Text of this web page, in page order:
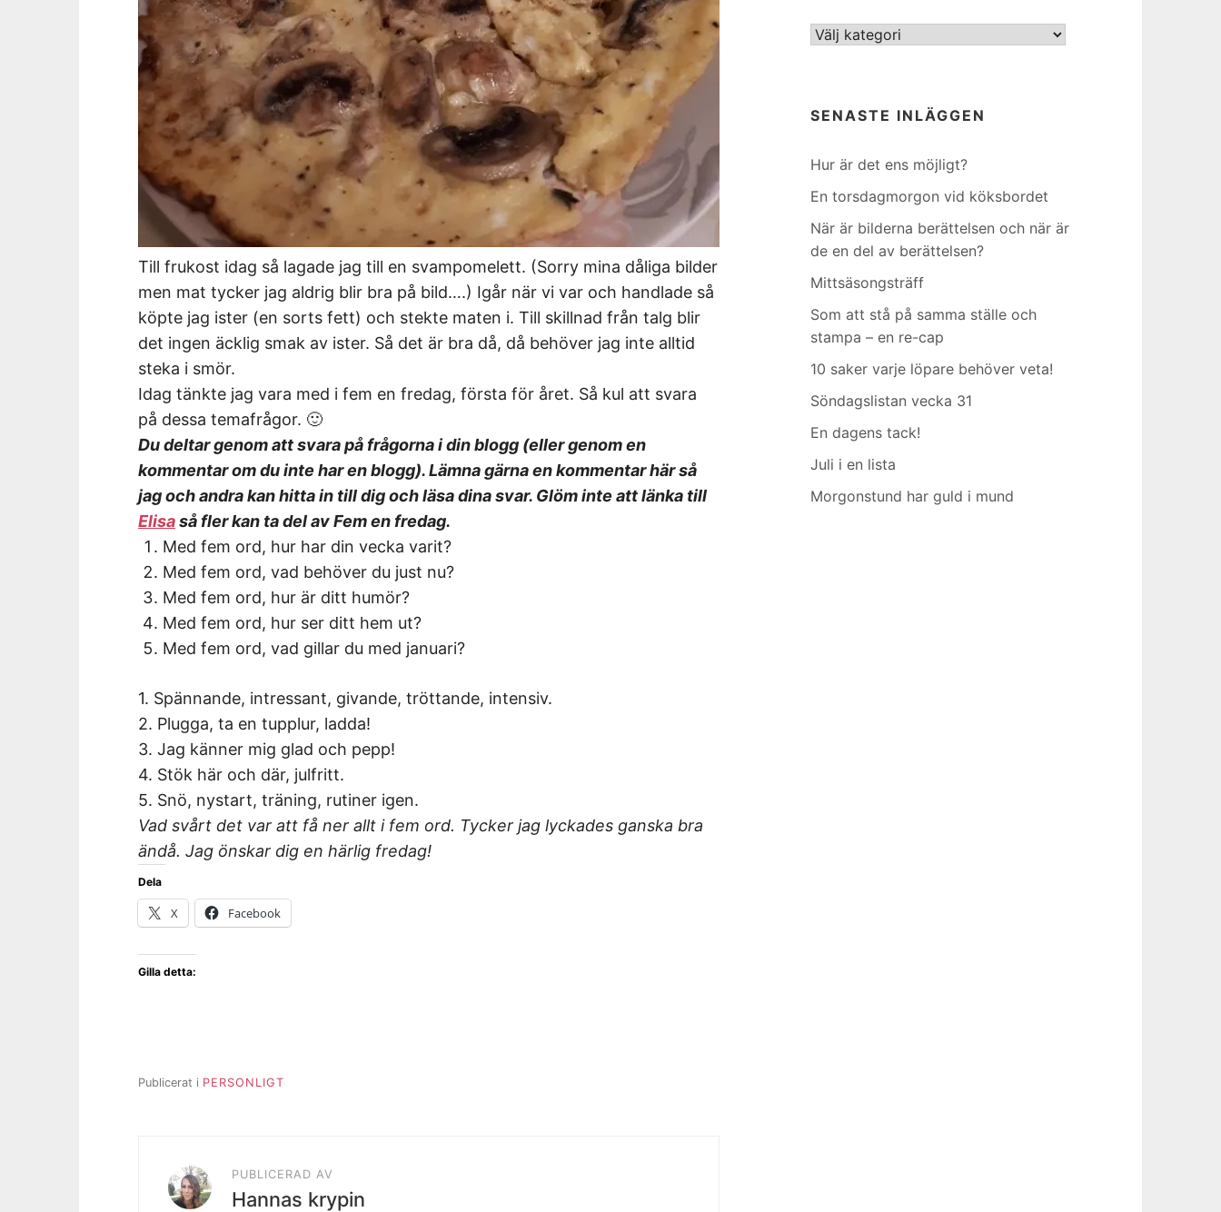
Till frukost idag så lagade jag till en svampomelett. (Sorry mina dåliga bilder
men mat tycker jag aldrig blir bra på bild….) Igår när vi var och handlade så
köpte jag ister (en sorts fett) och stekte maten i. Till skillnad från talg blir
det ingen äcklig smak av ister. Så det är bra då, då behöver jag inte alltid
steka i smör.
Idag tänkte jag vara med i fem en fredag, första för året. Så kul att svara
på dessa temafrågor. 🙂
Du deltar genom att svara på frågorna i din blogg (eller genom en
kommentar om du inte har en blogg). Lämna gärna en kommentar här så
jag och andra kan hitta in till dig och läsa dina svar. Glöm inte att länka till
Elisaså fler kan ta del av Fem en fredag.
Med fem ord, hur har din vecka varit?
Med fem ord, vad behöver du just nu?
Med fem ord, hur är ditt humör?
Med fem ord, hur ser ditt hem ut?
Med fem ord, vad gillar du med januari?
1. Spännande, intressant, givande, tröttande, intensiv.
2. Plugga, ta en tupplur, ladda!
3. Jag känner mig glad och pepp!
4. Stök här och där, julfritt.
5. Snö, nystart, träning, rutiner igen.
Vad svårt det var att få ner allt i fem ord. Tycker jag lyckades ganska bra
ändå. Jag önskar dig en härlig fredag!
Dela
X Facebook
Gilla detta:
Publicerat i PERSONLIGT
PUBLICERAD AV
Hannas krypin
Kategorier
SENASTE INLÄGGEN
Hur är det ens möjligt?
En torsdagmorgon vid köksbordet
När är bilderna berättelsen och när är
de en del av berättelsen?
Mittsäsongsträff
Som att stå på samma ställe och
stampa – en re-cap
10 saker varje löpare behöver veta!
Söndagslistan vecka 31
En dagens tack!
Juli i en lista
Morgonstund har guld i mund